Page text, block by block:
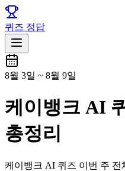
퀴즈 정답
8월 3일 ~ 8월 9일
케이뱅크 AI
총정리
케이뱅크 AI 퀴즈 이번 주 전